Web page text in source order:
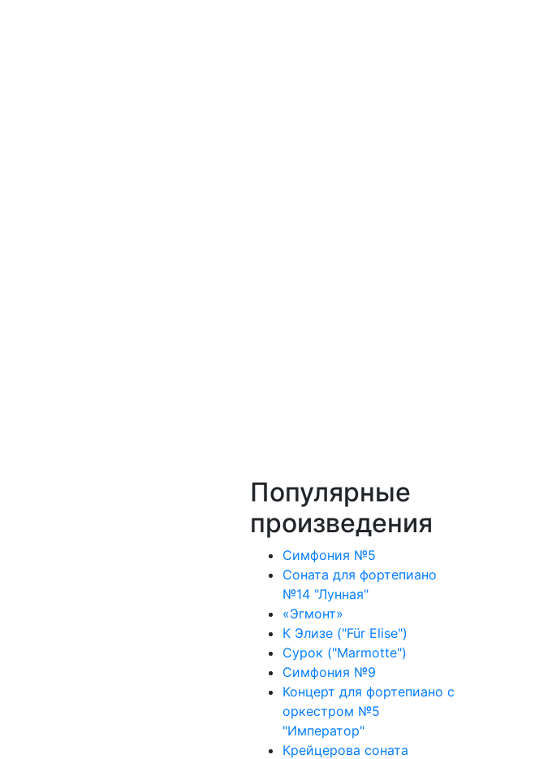
Популярные
произведения
Симфония №5
Соната для фортепиано
№14 "Лунная"
«Эгмонт»
К Элизе ("Für Elise")
Сурок ("Marmotte")
Симфония №9
Концерт для фортепиано с
оркестром №5
"Император"
Крейцерова соната